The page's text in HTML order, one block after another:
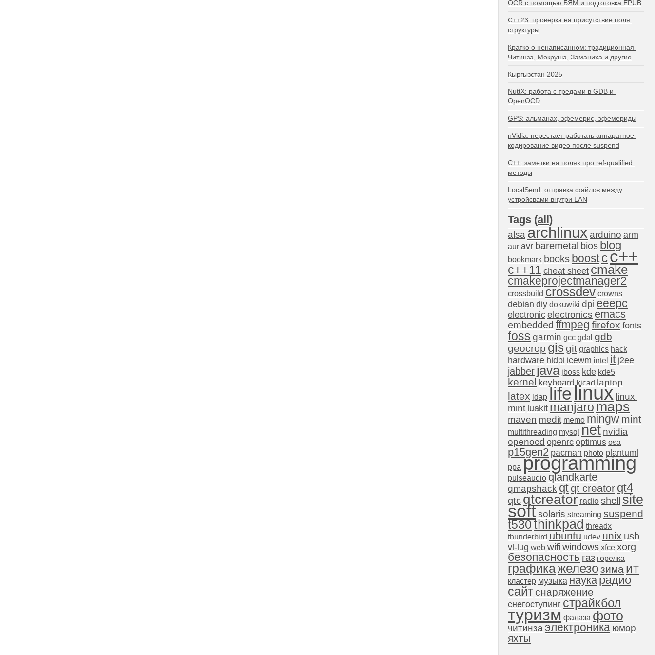
OCR с помощью БЯМ и подготовка EPUB
C++23: проверка на присутствие поля
структуры
Кратко о ненаписанном: традиционная
Читинза, Мокруша, Заманиха и другие
Кыргызстан 2025
NuttX: работа с тредами в GDB и
OpenOCD
GPS: альманах, эфемерис, эфемериды
nVidia: перестаёт работать аппаратное
кодирование видео после suspend
C++: заметки на полях про ref-qualified
методы
LocalSend: отправка файлов между
устройсвами внутри LAN
Tags (all)
alsaarchlinux arduino arm
aur avr baremetal bios blog
bookmark books boost cc++
c++11 cheat sheet cmake
cmakeprojectmanager2
crossbuild crossdev crowns
debian diy dokuwiki dpi eeepc
electronic electronics emacs
embedded ffmpeg firefox fonts
foss garmin gcc gdal gdb
geocrop gis git graphics hack
hardware hidpi icewm intel it j2ee
jabber java jboss kde kde5
kernel keyboard kicad laptop
latex ldap lifelinux linux
mint luakit manjaromaps
maven medit memo mingw mint
multithreading mysql net nvidia
openocd openrc optimus osa
p15gen2 pacman photo plantuml
ppa programming
pulseaudio qlandkarte
qmapshack qt qt creator qt4
qtc qtcreator radio shell site
softsolaris streaming suspend
t530thinkpad threadx
thunderbird ubuntu udev unix usb
vl-lug web wifi windows xfce xorg
безопасность газ горелка
графикажелезозима ит
кластер музыка наука радио
сайт снаряжение
снегоступинг страйкбол
туризм фалаза фото
читинзаэлектроника юмор
яхты